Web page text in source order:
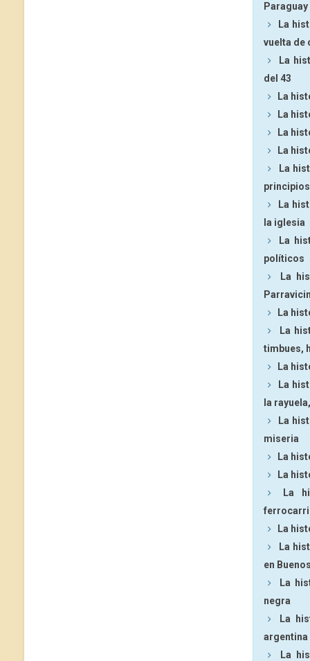
Paraguay
La
vuelta de
La
del 43
La
La
La
La
La
La
la iglesia
La
políticos
La
La
La
timbues,
La
La
la
La
miseria
La
La
La
La
La
en
La
negra
La
argentina
La